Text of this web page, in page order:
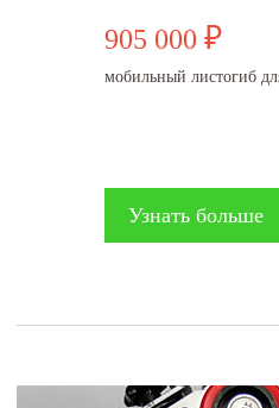
905 000 ₽
мобильный листогиб
Узнать больше